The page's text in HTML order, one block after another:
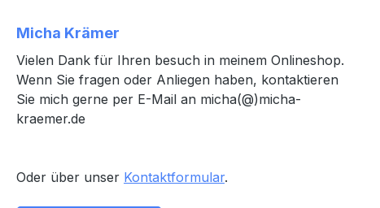
Micha Krämer
Vielen Dank für Ihren besuch in meinem Onlineshop.
Wenn Sie fragen oder Anliegen haben, kontaktieren
Sie mich gerne per E-Mail an micha(@)micha-
kraemer.de
Oder über unser Kontaktformular.